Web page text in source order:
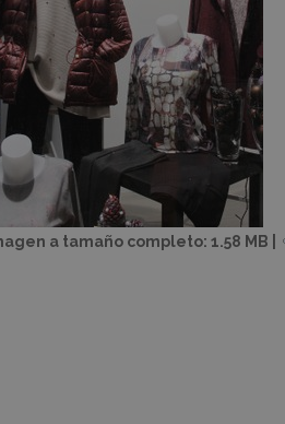
a tamaño completo: 1.58 MB